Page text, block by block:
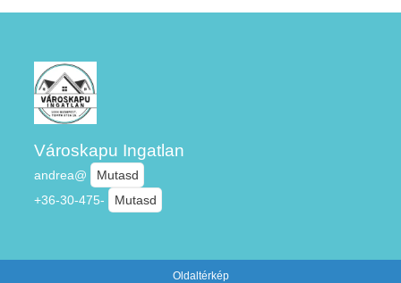
Városkapu Ingatlan
andrea@
Mutasd
+36-30-475-
Mutasd
Oldaltérkép